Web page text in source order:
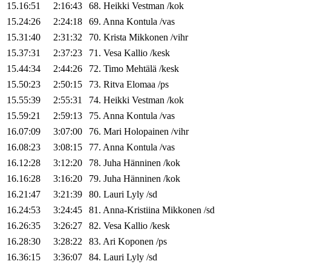
15.16:51
2:16:43 68. Heikki Vestman /kok
15.24:26
2:24:18 69. Anna Kontula /vas
15.31:40
2:31:32 70. Krista Mikkonen /vihr
15.37:31
2:37:23 71. Vesa Kallio /kesk
15.44:34
2:44:26 72. Timo Mehtälä /kesk
15.50:23
2:50:15 73. Ritva Elomaa /ps
15.55:39
2:55:31 74. Heikki Vestman /kok
15.59:21
2:59:13 75. Anna Kontula /vas
16.07:09
3:07:00 76. Mari Holopainen /vihr
16.08:23
3:08:15 77. Anna Kontula /vas
16.12:28
3:12:20 78. Juha Hänninen /kok
16.16:28
3:16:20 79. Juha Hänninen /kok
16.21:47
3:21:39 80. Lauri Lyly /sd
16.24:53
3:24:45 81. Anna-Kristiina Mikkonen /sd
16.26:35
3:26:27 82. Vesa Kallio /kesk
16.28:30
3:28:22 83. Ari Koponen /ps
16.36:15
3:36:07 84. Lauri Lyly /sd